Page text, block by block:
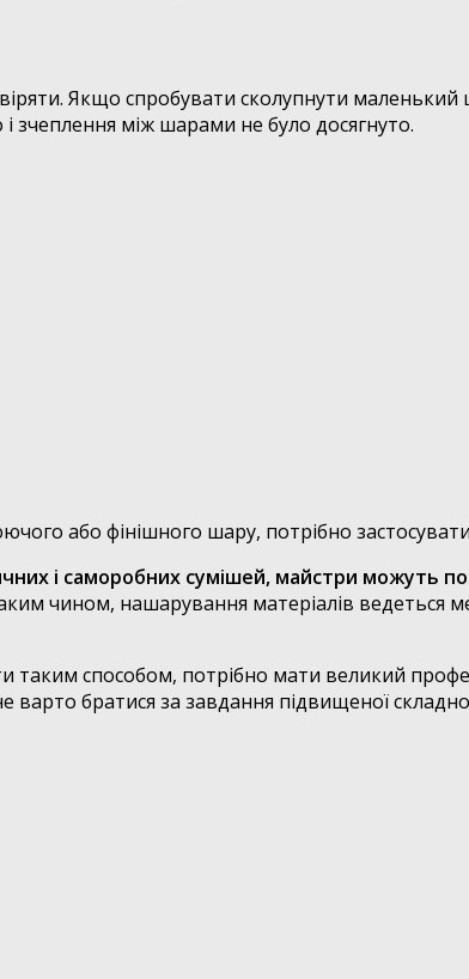
Якщо спробувати сколупнути
зчеплення між шарами не було досягнуто.
або фінішного шару, потрібно
і саморобних сумішей, майстри можуть
чином, нашарування матеріалів ведеться
способом, потрібно мати великий
братися за завдання підвищеної